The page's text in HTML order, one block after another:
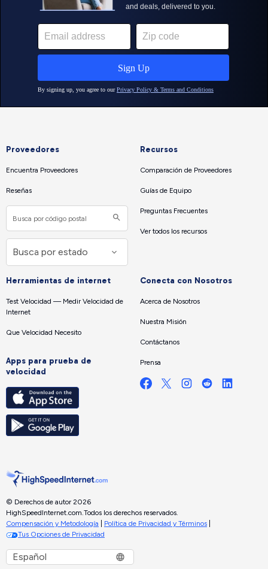
Proveedores
Encuentra Proveedores
Reseñas
Recursos
Comparación de Proveedores
Guías de Equipo
Preguntas Frecuentes
Ver todos los recursos
Herramientas de internet
Test Velocidad — Medir Velocidad de
Internet
Que Velocidad Necesito
Apps para prueba de
velocidad
Conecta con Nosotros
Acerca de Nosotros
Nuestra Misión
Contáctanos
Prensa
© Derechos de autor 2026
HighSpeedInternet.com. Todos los derechos reservados.
Compensación y Metodología
Política de Privacidad y Términos
Tus Opciones de Privacidad